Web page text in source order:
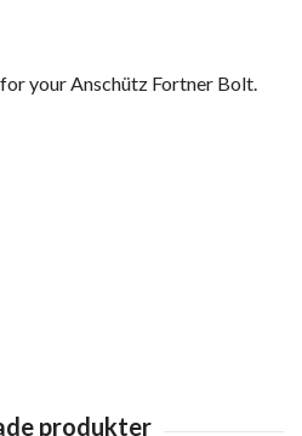
your Anschütz Fortner Bolt.